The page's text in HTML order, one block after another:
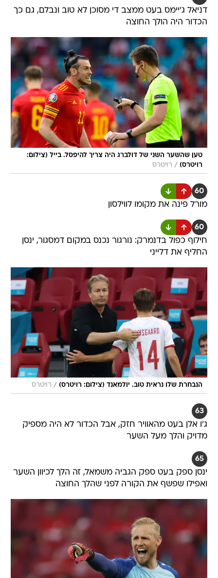
דניאל ג'יימס בעט ממצב די מסוכן לא טוב ונבלם, גם כך
הכדור היה הולך החוצה
טען שהשער השני של דולברג היה צריך להיפסל. בייל (צילום:
רויטרס) / רויטרס
60
מורל פינה את מקומו לווילסון
60
חילוף כפול בדנמרק: נורגור נכנס במקום דמסגור, ינסן
החליף את דלייני
הנבחרת שלו נראית טוב. יולמאנד (צילום: רויטרס) / רויטרס
63
ג'ו אלן בעט מהאוויר חזק, אבל הכדור לא היה מספיק
מדויק והלך מעל השער
65
ינסן ספק בעט ספק הגביה משמאל, זה הלך לכיוון השער
ואפילו שפשף את הקורה לפני שהלך החוצה